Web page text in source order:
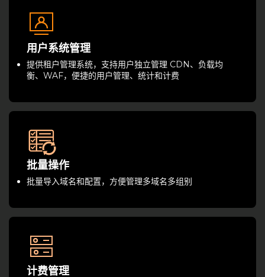
用户系统管理
提供租户管理系统，支持用户独立管理 CDN、负载均
衡、WAF，便捷的用户管理、统计和计费
批量操作
批量导入域名和配置，方便管理多域名多组别
计费管理